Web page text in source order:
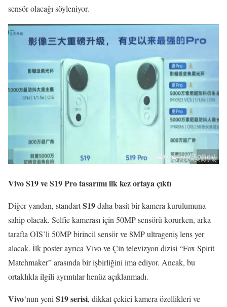
sensör olacağı söyleniyor.
Vivo S19 ve S19 Pro tasarımı ilk kez ortaya çıktı
Diğer yandan, standartS19daha basit bir kamera kurulumuna
sahip olacak. Selfie kamerası için 50MP sensörü korurken, arka
tarafta OIS’li 50MP birincil sensör ve 8MP ultrageniş lens yer
alacak. İlk poster ayrıca Vivo ve Çin televizyon dizisi “Fox Spirit
Matchmaker” arasında bir işbirliğini ima ediyor. Ancak, bu
ortaklıkla ilgili ayrıntılar henüz açıklanmadı.
Vivo‘nun yeniS19 serisi, dikkat çekici kamera özellikleri ve